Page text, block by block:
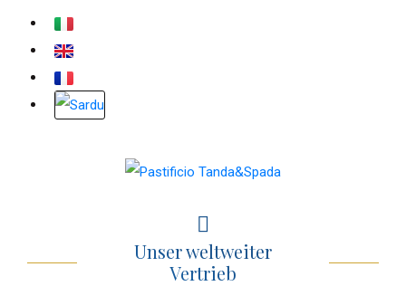
Unser weltweiter
Vertrieb